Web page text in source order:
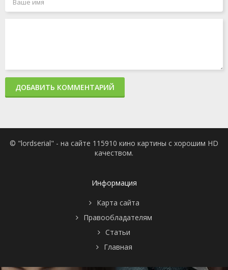
ДОБАВИТЬ КОММЕНТАРИЙ
© "lordserial" - на сайте 115910 кино картины с хорошим HD
качеством.
Информация
Карта сайта
Правообладателям
Статьи
Главная